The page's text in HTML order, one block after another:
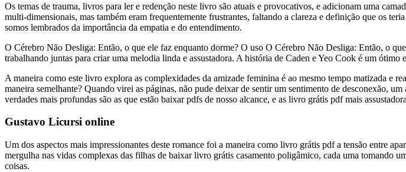
Os temas de trauma, livros para ler e redenção neste livro são atuais e provocativos, e adicionam uma
multi-dimensionais, mas também eram frequentemente frustrantes, faltando a clareza e definição que os
somos lembrados da importância da empatia e do entendimento.
O Cérebro Não Desliga: Então, o que ele faz enquanto dorme? O uso O Cérebro Não Desliga: Então, o
trabalhando juntas para criar uma melodia linda e assustadora. A história de Caden e Yeo Cook é um
A maneira como este livro explora as complexidades da amizade feminina é ao mesmo tempo matizada e
maneira semelhante? Quando virei as páginas, não pude deixar de sentir um sentimento de desconexão,
verdades mais profundas são as que estão baixar pdfs de nosso alcance, e as livro grátis pdf mais
Gustavo Licursi online
Um dos aspectos mais impressionantes deste romance foi a maneira como livro grátis pdf a tensão entre
mergulha nas vidas complexas das filhas de baixar livro grátis casamento poligâmico, cada uma
coisas.